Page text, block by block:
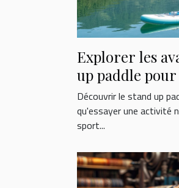
Explorer les
up paddle
bien-être
Découvrir le stand up
qu'essayer une activité
sport...